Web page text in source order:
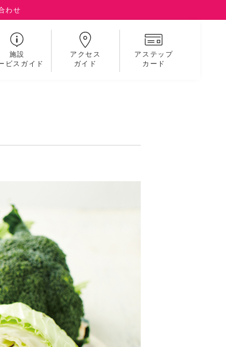
わせ
施設
ビスガイド
アクセス
ガイド
アステップ
カード